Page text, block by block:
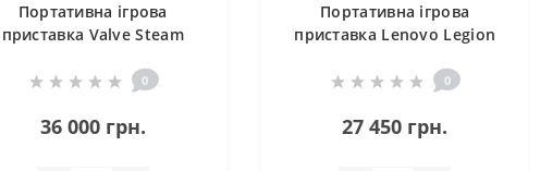
Портативна ігрова
приставка Valve Steam
0
36 000 грн.
Портативна ігрова
приставка Lenovo Legion
(83E1004ARA)0
27 450 грн.